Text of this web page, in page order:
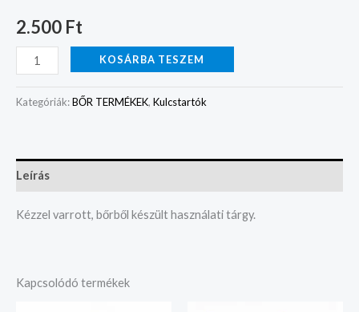
2.500 Ft
KOSÁRBA TESZEM
Kategóriák:BŐR TERMÉKEK, Kulcstartók
Leírás
Kézzel varrott, bőrből készült használati tárgy.
Kapcsolódó termékek